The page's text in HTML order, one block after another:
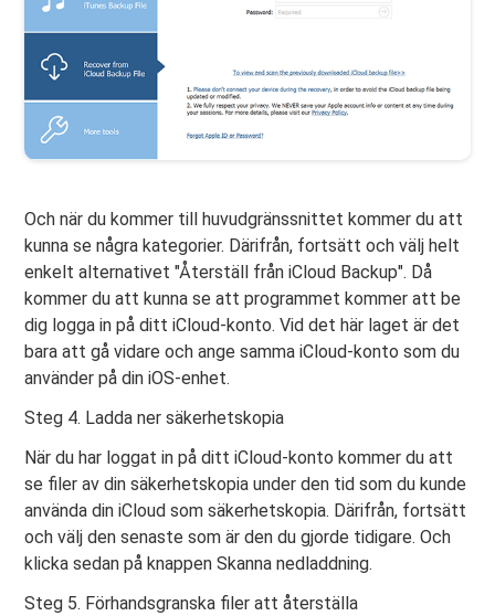
Och när du kommer till huvudgränssnittet kommer du att
kunna se några kategorier. Därifrån, fortsätt och välj helt
enkelt alternativet "Återställ från iCloud Backup". Då
kommer du att kunna se att programmet kommer att be
dig logga in på ditt iCloud-konto. Vid det här laget är det
bara att gå vidare och ange samma iCloud-konto som du
använder på din iOS-enhet.
Steg 4. Ladda ner säkerhetskopia
När du har loggat in på ditt iCloud-konto kommer du att
se filer av din säkerhetskopia under den tid som du kunde
använda din iCloud som säkerhetskopia. Därifrån, fortsätt
och välj den senaste som är den du gjorde tidigare. Och
klicka sedan på knappen Skanna nedladdning.
Steg 5. Förhandsgranska filer att återställa